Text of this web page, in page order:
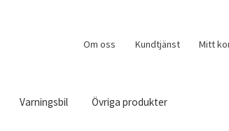
Om oss Kundtjänst Mitt
Varningsbil Övriga produkter